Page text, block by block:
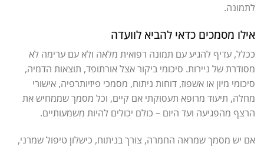
לתמונה.
אילו מסמכים כדאי להביא לוועדה
ככלל, עדיף להגיע עם תמונה רפואית מלאה ולא עם ערימה לא
מסודרת של ניירות. סיכומי ביקור אצל אורתופד, תוצאות הדמיה,
סיכומי מיון או אשפוז, דוחות ניתוח, מסמכי פיזיותרפיה, אישורי
מחלה, תיעוד מרופא תעסוקתי אם קיים, וכל מסמך שממחיש את
הרצף מהפגיעה ועד היום – כולם יכולים להיות משמעותיים.
אם יש מסמך שמראה החמרה, צורך בניתוח, כישלון טיפול שמרני,